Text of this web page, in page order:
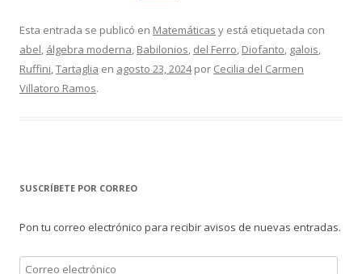
Esta entrada se publicó en Matemáticas y está etiquetada con
abel, álgebra moderna, Babilonios, del Ferro, Diofanto, galois,
Ruffini,Tartaglia en agosto 23, 2024por Cecilia del Carmen
Villatoro Ramos.
SUSCRÍBETE POR CORREO
Pon tu correo electrónico para recibir avisos de nuevas entradas.
Correo